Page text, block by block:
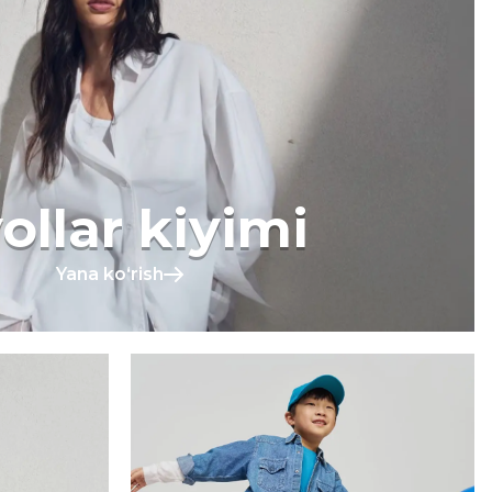
kiyimi
Yana koʻrish